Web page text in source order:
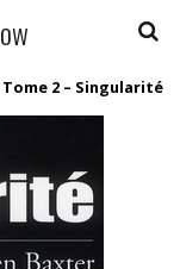
Tome 2 – Singularité